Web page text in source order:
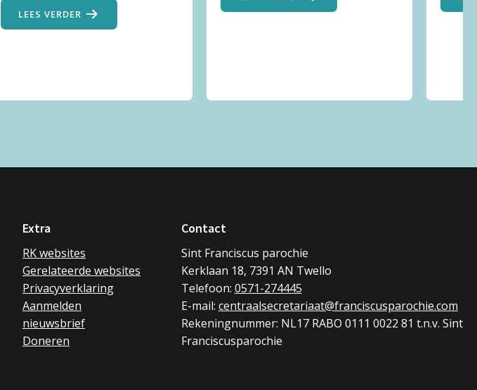
LEES VERDER
Extra
RK websites
Gerelateerde websites
Privacyverklaring
Aanmelden
nieuwsbrief
Doneren
Contact
Sint Franciscus parochie
Kerklaan 18, 7391 AN Twello
Telefoon: 0571-274445
E-mail: centraalsecretariaat@franciscusparochie.com
Rekeningnummer: NL17 RABO 0111 0022 81 t.n.v. Sint
Franciscusparochie